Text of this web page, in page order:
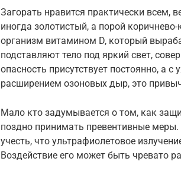
Загорать нравится практически всем,
иногда золотистый, а порой
организм витамином D, который
подставляют тело под яркий свет,
опасность присутствует постоянно, а
расширением озоновых дыр, это
Мало кто задумывается о том, как
поздно принимать превентивные
учесть, что ультрафиолетовое
Воздействие его может быть чревато